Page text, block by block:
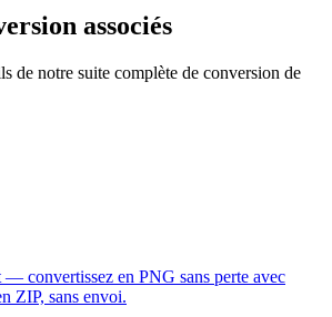
associés
de notre suite complète de conversion de
convertissez en PNG sans perte avec
ZIP, sans envoi.